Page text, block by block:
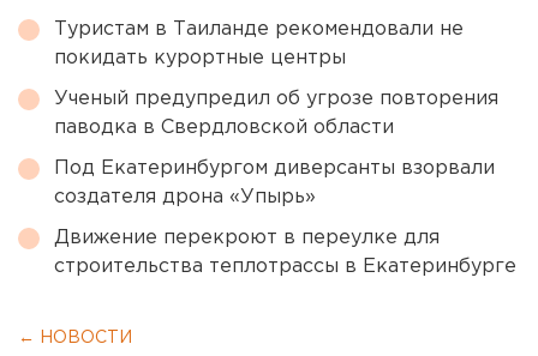
Туристам в Таиланде рекомендовали не
покидать курортные центры
Ученый предупредил об угрозе повторения
паводка в Свердловской области
Под Екатеринбургом диверсанты взорвали
создателя дрона «Упырь»
Движение перекроют в переулке для
строительства теплотрассы в Екатеринбурге
← НОВОСТИ